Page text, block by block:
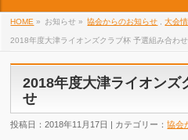
HOME » お知らせ » 協会からのお知らせ ,大会
2018年度大津ライオンズクラブ杯 予選組み合わせ
2018年度大津ライオンズ
せ
投稿日：2018年11月17日 | カテゴリー：協会